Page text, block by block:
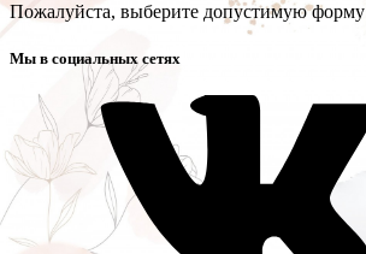
Пожалуйста, выберите допустимую форму
Мы в социальных сетях